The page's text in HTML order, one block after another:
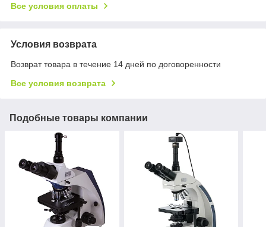
Все условия оплаты
Условия возврата
Возврат товара в течение 14 дней по договоренности
Все условия возврата
Подобные товары компании